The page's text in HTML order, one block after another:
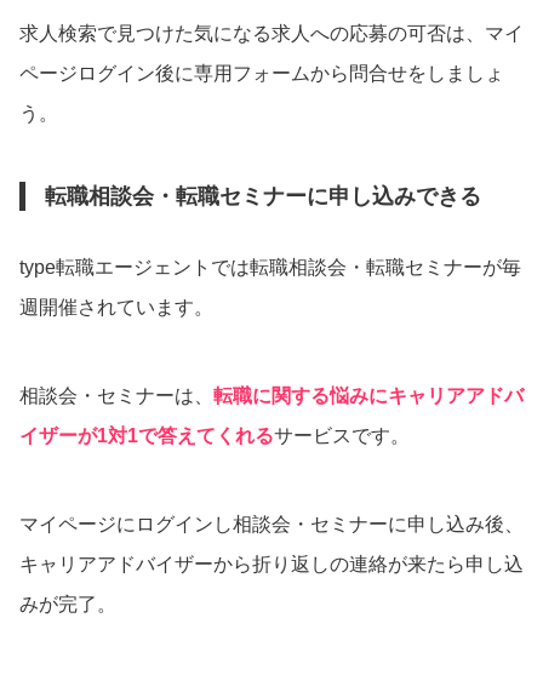
求人検索で見つけた気になる求人への応募の可否は、マイ
ページログイン後に専用フォームから問合せをしましょ
う。
転職相談会・転職セミナーに申し込みできる
type転職エージェントでは転職相談会・転職セミナーが毎
週開催されています。
相談会・セミナーは、 転職に関する悩みにキャリアアドバ
イザーが1対1で答えてくれるサービスです。
マイページにログインし相談会・セミナーに申し込み後、
キャリアアドバイザーから折り返しの連絡が来たら申し込
みが完了。